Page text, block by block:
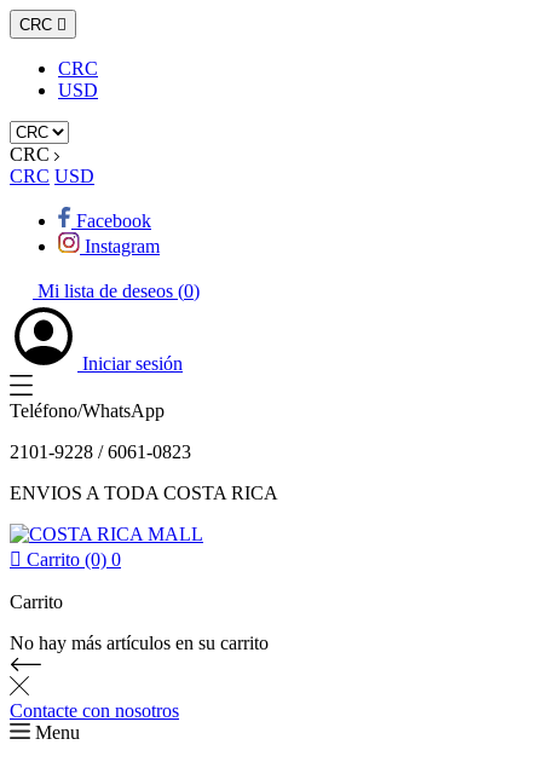
CRC 
CRC
USD
CRC
CRC USD
Facebook
Instagram
Mi lista de deseos (0)
Iniciar sesión
Teléfono/WhatsApp
2101-9228 / 6061-0823
ENVIOS A TODA COSTA RICA
 Carrito (0) 0
Carrito
No hay más artículos en su carrito
Contacte con nosotros
Menu